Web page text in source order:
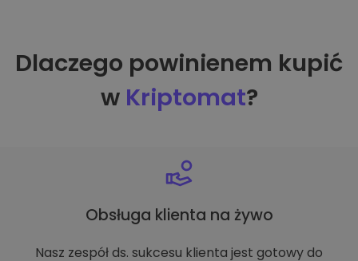
Dlaczego powinienem kupić
w Kriptomat?
Obsługa klienta na żywo
Nasz zespół ds. sukcesu klienta jest gotowy do